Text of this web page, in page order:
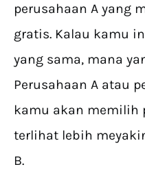
perusahaan A yang
gratis. Kalau kamu
yang sama, mana
Perusahaan A atau
kamu akan memilih
terlihat lebih
B.